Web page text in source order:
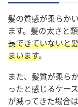
髪の質感が柔らか
ます。髪の太さと
長できていないと
まいます。
また、髪質が柔ら
ったと感じるケー
が減ってきた場合